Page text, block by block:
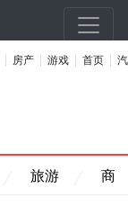
房产 游戏 首页
汽
旅游 商